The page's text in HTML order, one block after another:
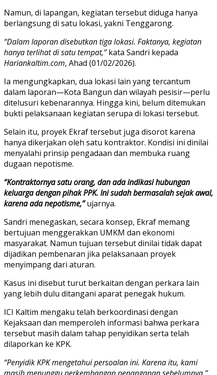
Namun, di lapangan, kegiatan tersebut diduga hanya
berlangsung di satu lokasi, yakni Tenggarong.
“Dalam laporan disebutkan tiga lokasi. Faktanya, kegiatan
hanya terlihat di satu tempat,”kata Sandri kepada
Hariankaltim.com, Ahad (01/02/2026).
Ia mengungkapkan, dua lokasi lain yang tercantum
dalam laporan—Kota Bangun dan wilayah pesisir—perlu
ditelusuri kebenarannya. Hingga kini, belum ditemukan
bukti pelaksanaan kegiatan serupa di lokasi tersebut.
Selain itu, proyek Ekraf tersebut juga disorot karena
hanya dikerjakan oleh satu kontraktor. Kondisi ini dinilai
menyalahi prinsip pengadaan dan membuka ruang
dugaan nepotisme.
“Kontraktornya satu orang, dan ada indikasi hubungan
keluarga dengan pihak PPK. Ini sudah bermasalah sejak awal,
karena ada nepotisme,”ujarnya.
Sandri menegaskan, secara konsep, Ekraf memang
bertujuan menggerakkan UMKM dan ekonomi
masyarakat. Namun tujuan tersebut dinilai tidak dapat
dijadikan pembenaran jika pelaksanaan proyek
menyimpang dari aturan.
Kasus ini disebut turut berkaitan dengan perkara lain
yang lebih dulu ditangani aparat penegak hukum.
ICI Kaltim mengaku telah berkoordinasi dengan
Kejaksaan dan memperoleh informasi bahwa perkara
tersebut masih dalam tahap penyidikan serta telah
dilaporkan ke KPK.
“Penyidik KPK mengetahui persoalan ini. Karena itu, kami